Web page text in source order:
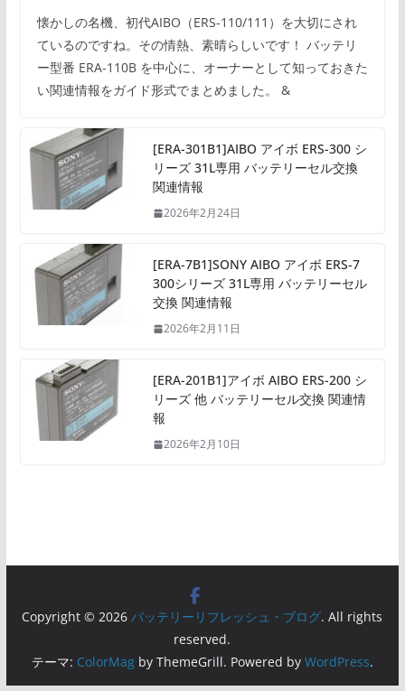
懐かしの名機、初代AIBO（ERS-110/111）を大切にされ
ているのですね。その情熱、素晴らしいです！ バッテリ
ー型番 ERA-110B を中心に、オーナーとして知っておきた
い関連情報をガイド形式でまとめました。 &
[ERA-301B1]AIBO アイボ ERS-300 シ
リーズ 31L専用 バッテリーセル交換
関連情報
2026年2月24日
[ERA-7B1]SONY AIBO アイボ ERS-7
300シリーズ 31L専用 バッテリーセル
交換 関連情報
2026年2月11日
[ERA-201B1]アイボ AIBO ERS-200 シ
リーズ 他 バッテリーセル交換 関連情
報
2026年2月10日
Copyright © 2026バッテリーリフレッシュ・ブログ. All rights
reserved.
テーマ: ColorMagby ThemeGrill. Powered by WordPress.